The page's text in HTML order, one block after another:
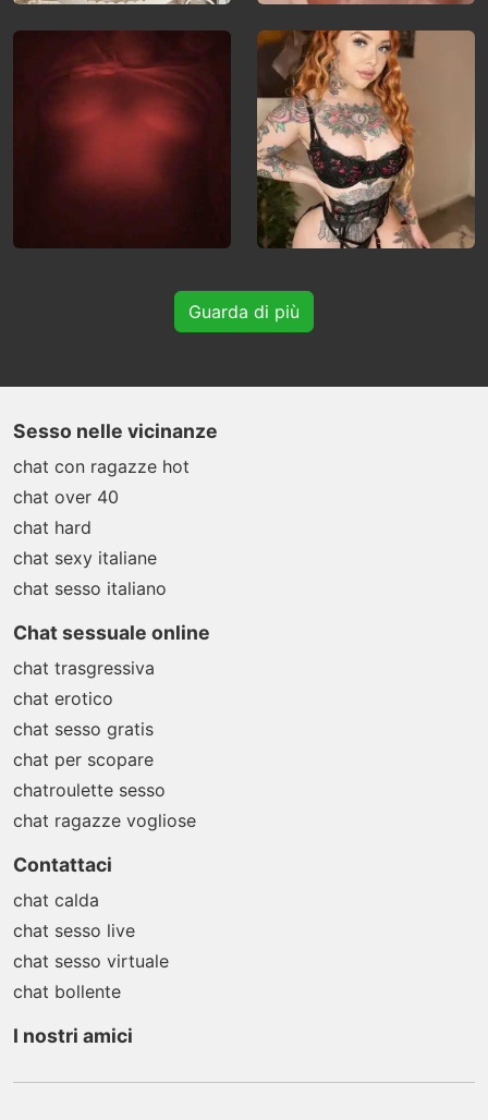
Guarda di più
Sesso nelle vicinanze
chat con ragazze hot
chat over 40
chat hard
chat sexy italiane
chat sesso italiano
Chat sessuale online
chat trasgressiva
chat erotico
chat sesso gratis
chat per scopare
chatroulette sesso
chat ragazze vogliose
Contattaci
chat calda
chat sesso live
chat sesso virtuale
chat bollente
I nostri amici